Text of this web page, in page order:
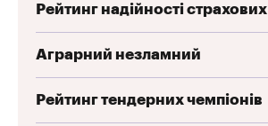
Рейтинг надійності
Аграрний незламний
Рейтинг тендерних чемпіонів